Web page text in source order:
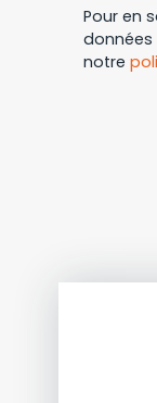
Pour en
données
notre